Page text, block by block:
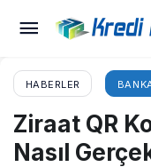
HABERLER
Ziraat QR
Nasıl